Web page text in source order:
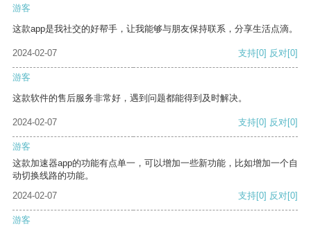
游客
这款app是我社交的好帮手，让我能够与朋友保持联系，分享生活点滴。
2024-02-07 支持[0] 反对[0]
游客
这款软件的售后服务非常好，遇到问题都能得到及时解决。
2024-02-07 支持[0] 反对[0]
游客
这款加速器app的功能有点单一，可以增加一些新功能，比如增加一个自
动切换线路的功能。
2024-02-07
支持[0] 反对[0]
游客